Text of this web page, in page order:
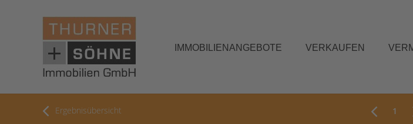
IMMOBILIENANGEBOTE VERKAUFEN
Ergebnisübersicht 1